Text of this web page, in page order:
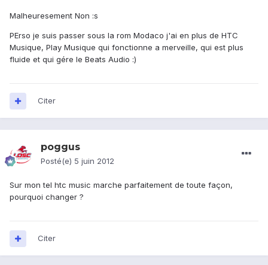
Malheuresement Non :s
PErso je suis passer sous la rom Modaco j'ai en plus de HTC
Musique, Play Musique qui fonctionne a merveille, qui est plus
fluide et qui gére le Beats Audio :)
Citer
poggus
Posté(e) 5 juin 2012
Sur mon tel htc music marche parfaitement de toute façon,
pourquoi changer ?
Citer